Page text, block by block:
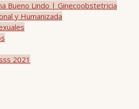
Bueno Lindo | Ginecoobstetricia
y Humanizada
2021